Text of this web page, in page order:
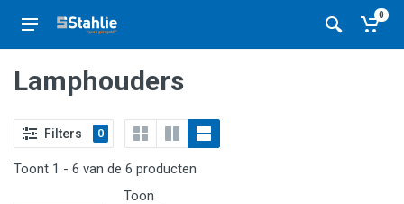
0
Lamphouders
Filters 0
Toont 1 - 6 van de 6 producten
Toon